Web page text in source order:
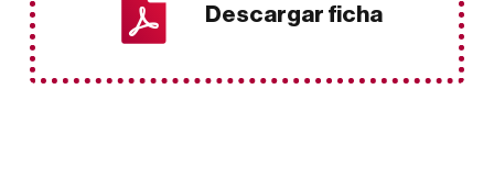
Descargar ficha